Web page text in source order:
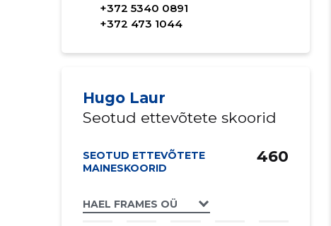
+372 5340 0891
+372 473 1044
Hugo Laur
Seotud ettevõtete skoorid
SEOTUD ETTEVÕTETE
MAINESKOORID
HAEL FRAMES OÜ
460